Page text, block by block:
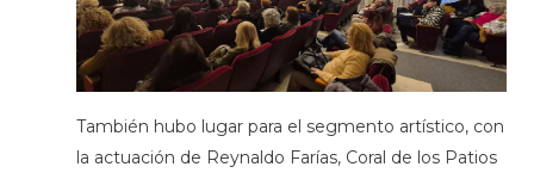
También hubo lugar para el segmento artístico, con
la actuación de Reynaldo Farías, Coral de los Patios